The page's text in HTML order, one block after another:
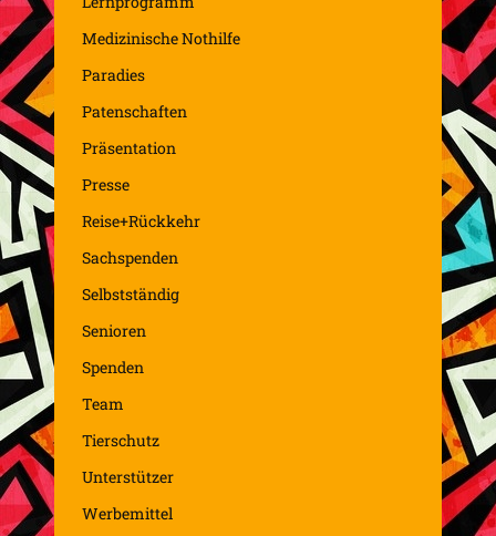
Medizinische Nothilfe
Paradies
Patenschaften
Präsentation
Presse
Reise+Rückkehr
Sachspenden
Selbstständig
Senioren
Spenden
Team
Tierschutz
Unterstützer
Werbemittel